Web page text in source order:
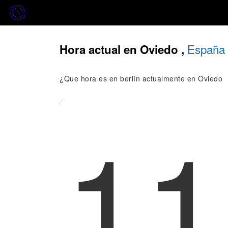
Hora actual en Oviedo , España
¿Que hora es en berlín actualmente en Oviedo